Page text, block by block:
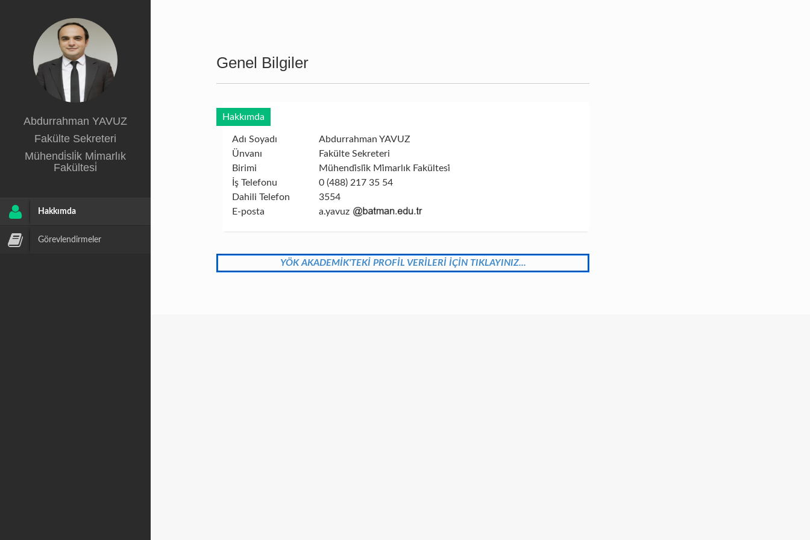
Abdurrahman YAVUZ
Fakülte Sekreteri
Mühendi̇sli̇k Mi̇marlık
Fakültesi̇
Hakkımda
Görevlendirmeler
Genel Bilgiler
Hakkımda
Adı Soyadı
Abdurrahman YAVUZ
Ünvanı
Fakülte Sekreteri
Birimi
Mühendi̇sli̇k Mi̇marlık Fakültesi̇
İş Telefonu
0 (488) 217 35 54
Dahili Telefon
3554
E-posta
a.yavuz
YÖK AKADEMİK'TEKİ PROFİL VERİLERİ İÇİN TIKLAYINIZ...